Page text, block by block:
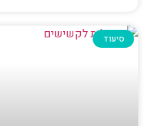
סיעוד